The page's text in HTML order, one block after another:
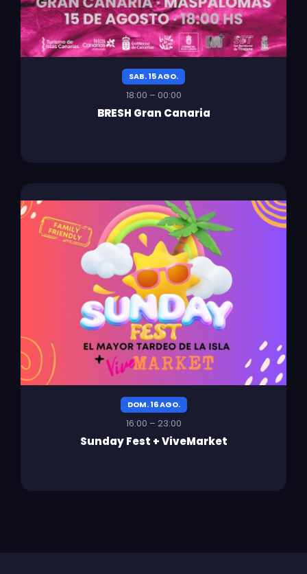
SAB. 15 AGO.
18:00 – 00:00
BRESH Gran Canaria
DOM. 16 AGO.
16:00 – 23:00
Sunday Fest + ViveMarket